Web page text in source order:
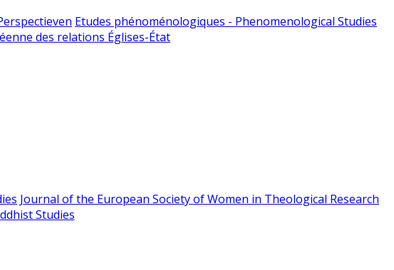
Etudes phénoménologiques - Phenomenological Studies
des relations Églises-État
Journal of the European Society of Women in Theological Research
Studies